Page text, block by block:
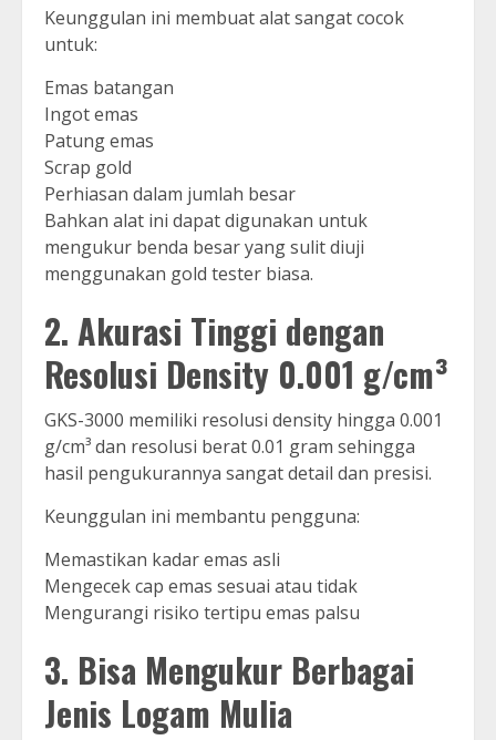
Keunggulan ini membuat alat sangat cocok
untuk:
Emas batangan
Ingot emas
Patung emas
Scrap gold
Perhiasan dalam jumlah besar
Bahkan alat ini dapat digunakan untuk
mengukur benda besar yang sulit diuji
menggunakan gold tester biasa.
2. Akurasi Tinggi dengan
Resolusi Density 0.001 g/cm³
GKS-3000 memiliki resolusi density hingga 0.001
g/cm³ dan resolusi berat 0.01 gram sehingga
hasil pengukurannya sangat detail dan presisi.
Keunggulan ini membantu pengguna:
Memastikan kadar emas asli
Mengecek cap emas sesuai atau tidak
Mengurangi risiko tertipu emas palsu
3. Bisa Mengukur Berbagai
Jenis Logam Mulia